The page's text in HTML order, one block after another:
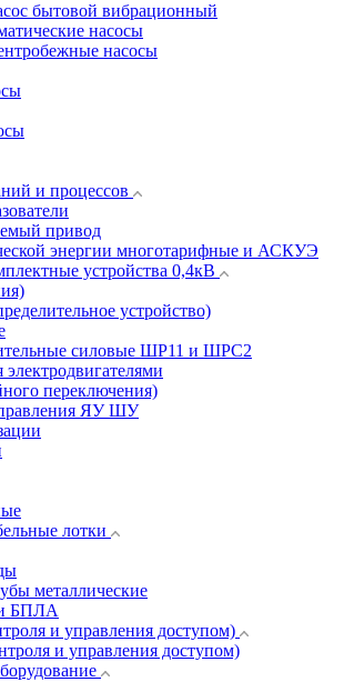
бытовой вибрационный
насосы
насосы
и процессов
привод
энергии многотарифные и АСКУЭ
устройства 0,4кВ
устройство)
силовые ШР11 и ШРС2
переключения)
ЯУ ШУ
лотки
металлические
и БПЛА
и управления доступом)
и управления доступом)